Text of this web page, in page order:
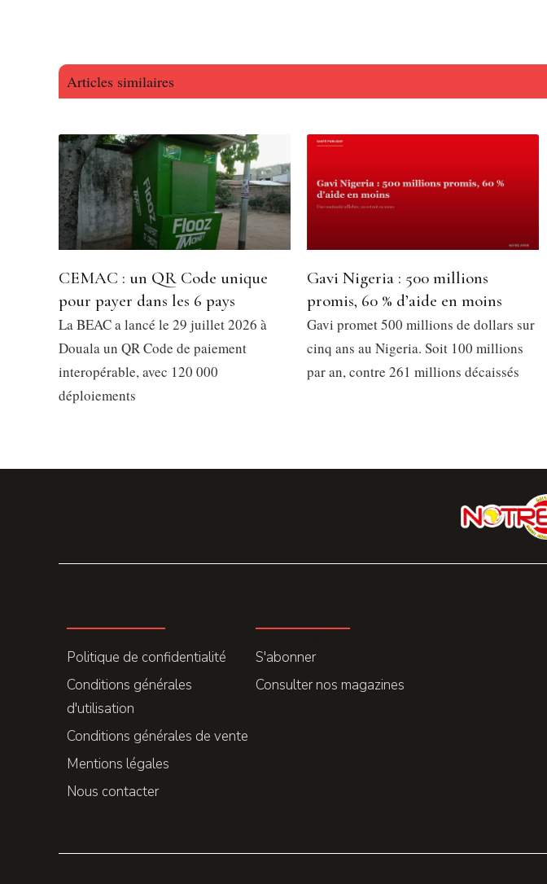
Articles similaires
CEMAC : un QR Code unique
pour payer dans les 6 pays
La BEAC a lancé le 29 juillet 2026 à
Douala un QR Code de paiement
interopérable, avec 120 000
déploiements
Gavi Nigeria : 500 millions
promis, 60 % d’aide en moins
Gavi promet 500 millions de dollars sur
cinq ans au Nigeria. Soit 100 millions
par an, contre 261 millions décaissés
Politique de confidentialité
Conditions générales
d'utilisation
Conditions générales de vente
Mentions légales
Nous contacter
S'abonner
Consulter nos magazines